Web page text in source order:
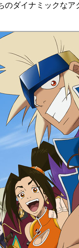
のダイナミックなア